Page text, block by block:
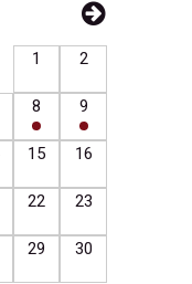
1 2
8 9
15 16
22 23
29 30